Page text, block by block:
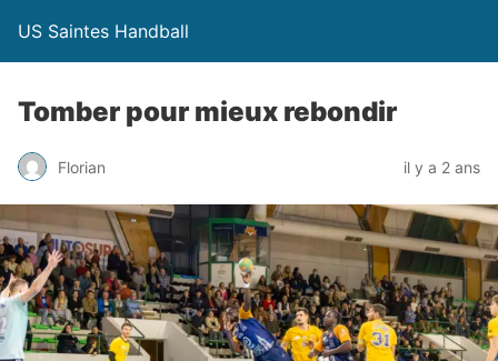
US Saintes Handball
Tomber pour mieux rebondir
Florian il y a 2 ans